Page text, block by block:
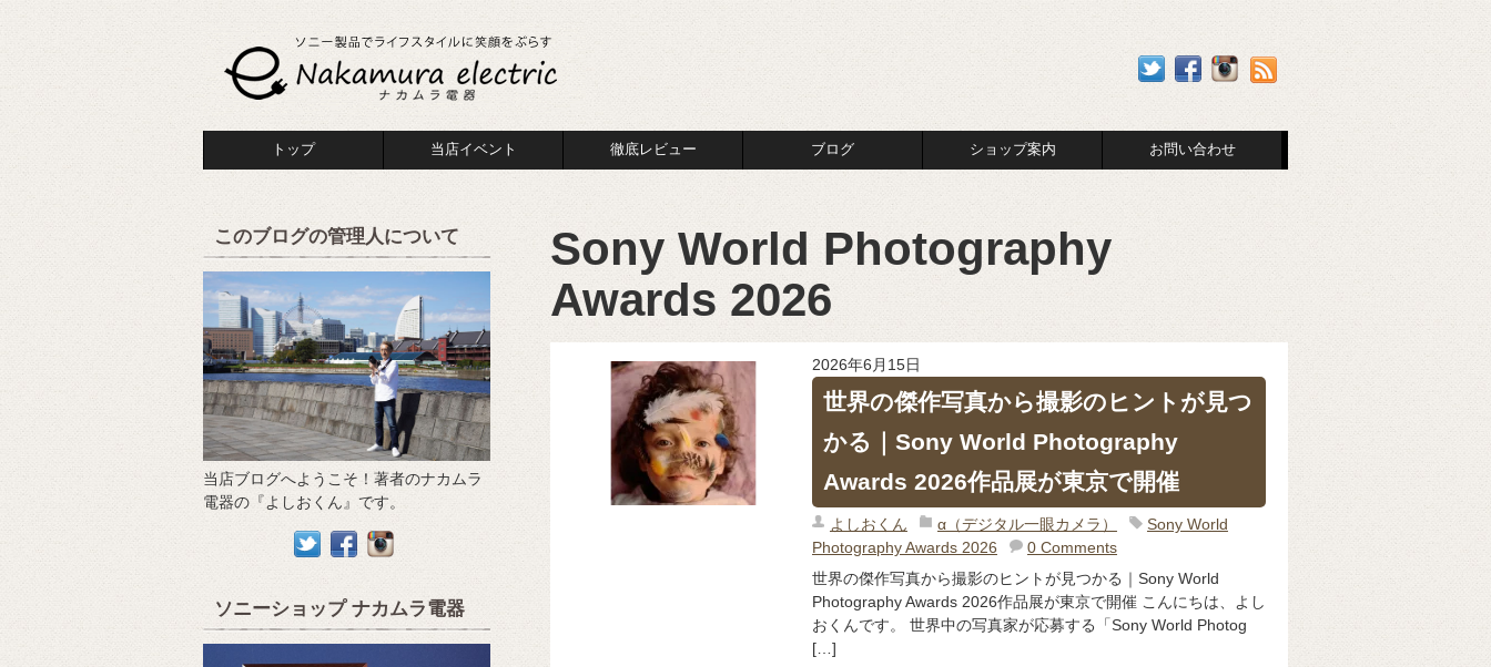
トップ 当店イベント 徹底レビュー ブログ ショップ案内 お問い合わせ
Sony World Photography
Awards 2026
2026年6月15日
世界の傑作写真から撮影のヒントが見つ
かる｜Sony World Photography
Awards 2026作品展が東京で開催
よしおくん α（デジタル一眼カメラ）
Sony World
Photography Awards 2026
0 Comments
世界の傑作写真から撮影のヒントが見つかる｜Sony World
Photography Awards 2026作品展が東京で開催 こんにちは、よし
おくんです。 世界中の写真家が応募する「Sony World Photog
[…]
このブログの管理人について
当店ブログへようこそ！著者のナカムラ
電器の『よしおくん』です。
ソニーショップ ナカムラ電器